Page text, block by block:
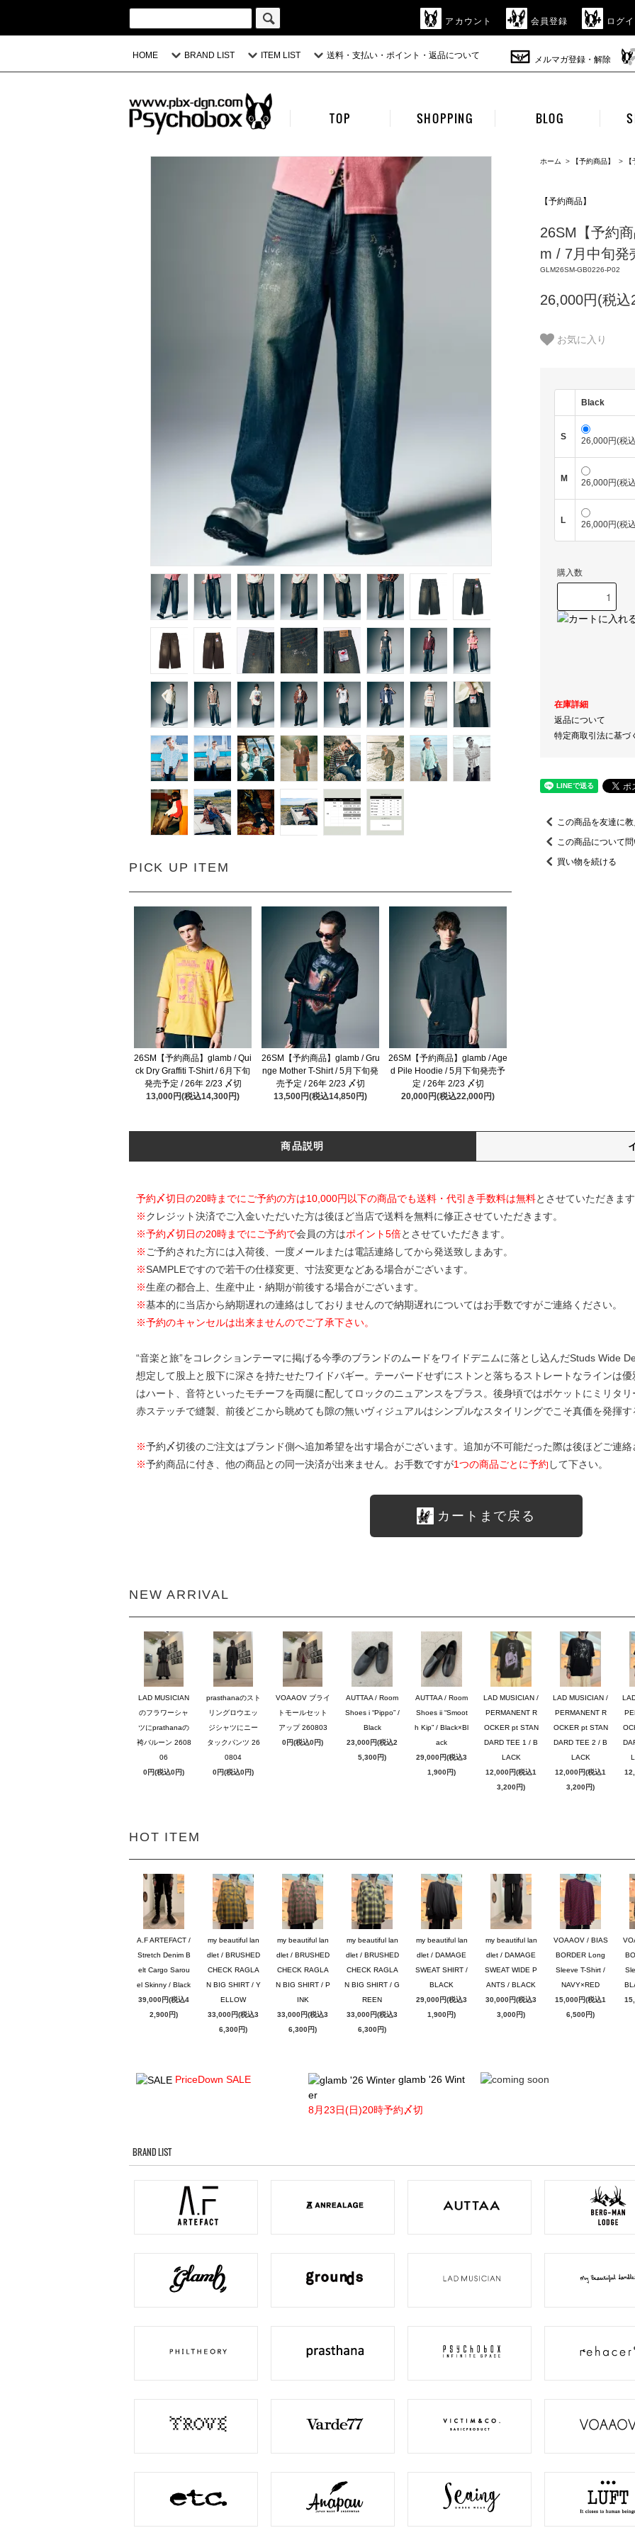
アカウント 会員登録 ログ
HOME BRAND LIST ITEM LIST 送料・支払い・ポイント・返品について メルマガ登録・解除
TOP SHOPPING BLOG
PICK UP ITEM
26SM【予約商品】glamb / Qui
ck Dry Graffiti T-Shirt / 6月下旬
発売予定 / 26年 2/23 〆切
13,000円(税込14,300円)
26SM【予約商品】glamb / Gru
nge Mother T-Shirt / 5月下旬発
売予定 / 26年 2/23 〆切
13,500円(税込14,850円)
26SM【予約商品】glamb / Age
d Pile Hoodie / 5月下旬発売予
定 / 26年 2/23 〆切
20,000円(税込22,000円)
ホーム > 【予約商品】 >
【予約商品】
26SM【予約
m / 7月中旬発
GLM26SM-GB0226-P02
26,000円(税込
お気に入り
Black
S 26,000円(税
M 26,000円(税
L 26,000円(税
購入数
在庫詳細
返品について
特定商取引法に基づ
この商品を友達に
この商品について
買い物を続ける
商品説明
予約〆切日の20時までにご予約の方は10,000円以下の商品でも送料・代引き手数料は無料とさせていただきます
※クレジット決済でご入金いただいた方は後ほど当店で送料を無料に修正させていただきます。
※予約〆切日の20時までにご予約で会員の方はポイント5倍とさせていただきます。
※ ご予約された方には入荷後、一度メールまたは電話連絡してから発送致しまあす。
※SAMPLEですので若干の仕様変更、寸法変更などある場合がございます。
※生産の都合上、生産中止・納期が前後する場合がございます。
※基本的に当店から納期遅れの連絡はしておりませんので納期遅れについてはお手数ですがご連絡ください。
※予約のキャンセルは出来ませんのでご了承下さい。
“音楽と旅”をコレクションテーマに掲げる今季のブランドのムードをワイドデニムに落とし込んだStuds Wide
想定して股上と股下に深さを持たせたワイドバギー。テーパードせずにストンと落ちるストレートなラインは
はハート、音符といったモチーフを両腿に配してロックのニュアンスをプラス。後身頃ではポケットにミリタ
赤ステッチで縫製、前後どこから眺めても隙の無いヴィジュアルはシンプルなスタイリングでこそ真価を発揮す
※予約〆切後のご注文はブランド側へ追加希望を出す場合がございます。追加が不可能だった際は後ほどご連絡
※予約商品に付き、他の商品との同一決済が出来ません。お手数ですが1つの商品ごとに予約 して下さい。
カートまで戻る
NEW ARRIVAL
LAD MUSICIAN
のフラワーシャ
ツにprathanaの
袴バルーン 2608
06
0円(税込0円)
prasthanaのスト
リングロウエッ
ジシャツにニー
タックパンツ 26
0804
0円(税込0円)
VOAAOV ブライ
トモールセット
アップ 260803
0円(税込0円)
AUTTAA / Room
Shoes i “Pippo” /
Black
23,000円(税込2
5,300円)
AUTTAA / Room
Shoes ii “Smoot
h Kip” / Black×Bl
ack
29,000円(税込3
1,900円)
LAD MUSICIAN /
PERMANENT R
OCKER pt STAN
DARD TEE 1 / B
LACK
12,000円(税込1
3,200円)
LAD MUSICIAN /
PERMANENT R
OCKER pt STAN
DARD TEE 2 / B
LACK
12,000円(税込1
3,200円)
HOT ITEM
A.F ARTEFACT /
Stretch Denim B
elt Cargo Sarou
el Skinny / Black
39,000円(税込4
2,900円)
my beautiful lan
dlet / BRUSHED
CHECK RAGLA
N BIG SHIRT / Y
ELLOW
33,000円(税込3
6,300円)
my beautiful lan
dlet / BRUSHED
CHECK RAGLA
N BIG SHIRT / P
INK
33,000円(税込3
6,300円)
my beautiful lan
dlet / BRUSHED
CHECK RAGLA
N BIG SHIRT / G
REEN
33,000円(税込3
6,300円)
my beautiful lan
dlet / DAMAGE
SWEAT SHIRT /
BLACK
29,000円(税込3
1,900円)
my beautiful lan
dlet / DAMAGE
SWEAT WIDE P
ANTS / BLACK
30,000円(税込3
3,000円)
VOAAOV / BIAS
BORDER Long
Sleeve T-Shirt /
NAVY×RED
15,000円(税込1
6,500円)
PriceDown SALE
glamb '26 Wint
er
8月23日(日)20時予約〆切
BRAND LIST